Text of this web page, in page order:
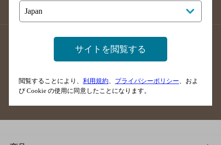
サイトを閲覧する
閲覧することにより、 利用規約、 プライバシーポリシー、およ
び Cookie の使用に同意したことになります。